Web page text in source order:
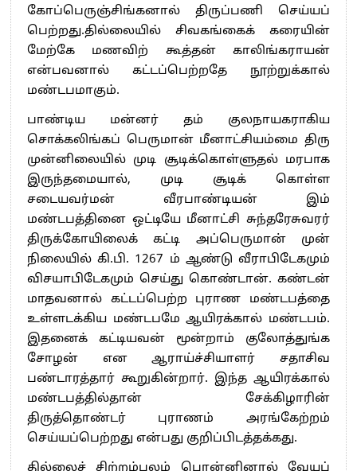
கோப்பெருஞ்சிங்கனால் திருப்பணி செய்யப்
பெற்றது.தில்லையில் சிவகங்கைக் கரையின்
மேற்கே மணவிற் கூத்தன் காலிங்கராயன்
என்பவனால் கட்டப்பெற்றதே நூற்றுக்கால்
மண்டபமாகும்.
பாண்டிய மன்னர் தம் குலநாயகராகிய
சொக்கலிங்கப் பெருமான் மீனாட்சியம்மை திரு
முன்னிலையில் முடி சூடிக்கொள்ளுதல் மரபாக
இருந்தமையால், முடி சூடிக் கொள்ள
சடையவர்மன் வீரபாண்டியன் இம்
மண்டபத்தினை ஒட்டியே மீனாட்சி சுந்தரேசுவரர்
திருக்கோயிலைக் கட்டி அப்பெருமான் முன்
நிலையில் கி.பி. 1267 ம் ஆண்டு வீராபிடேகமும்
விசயாபிடேகமும் செய்து கொண்டான். கண்டன்
மாதவனால் கட்டப்பெற்ற புராண மண்டபத்தை
உள்ளடக்கிய மண்டபமே ஆயிரக்கால் மண்டபம்.
இதனைக் கட்டியவன் மூன்றாம் குலோத்துங்க
சோழன் என ஆராய்ச்சியாளர் சதாசிவ
பண்டாரத்தார் கூறுகின்றார். இந்த ஆயிரக்கால்
மண்டபத்தில்தான் சேக்கிழாரின்
திருத்தொண்டர் புராணம் அரங்கேற்றம்
செய்யப்பெற்றது என்பது குறிப்பிடத்தக்கது.
தில்லைச் சிற்றம்பலம் பொன்னினால் வேயப்